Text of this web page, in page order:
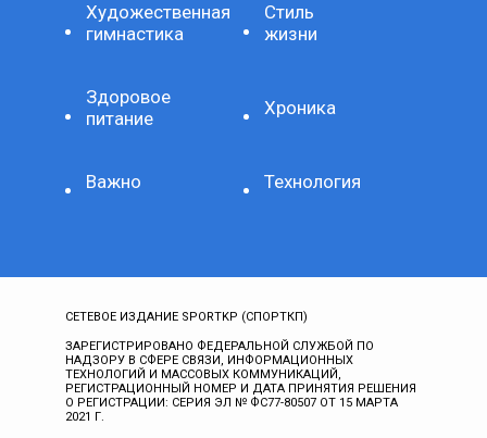
Художественная
гимнастика
Стиль
жизни
Здоровое
питание
Хроника
Важно Технология
СЕТЕВОЕ ИЗДАНИЕ SPORTKP (СПОРТКП)
ЗАРЕГИСТРИРОВАНО ФЕДЕРАЛЬНОЙ СЛУЖБОЙ ПО
НАДЗОРУ В СФЕРЕ СВЯЗИ, ИНФОРМАЦИОННЫХ
ТЕХНОЛОГИЙ И МАССОВЫХ КОММУНИКАЦИЙ,
РЕГИСТРАЦИОННЫЙ НОМЕР И ДАТА ПРИНЯТИЯ РЕШЕНИЯ
О РЕГИСТРАЦИИ: СЕРИЯ ЭЛ № ФС77-80507 ОТ 15 МАРТА
2021 Г.